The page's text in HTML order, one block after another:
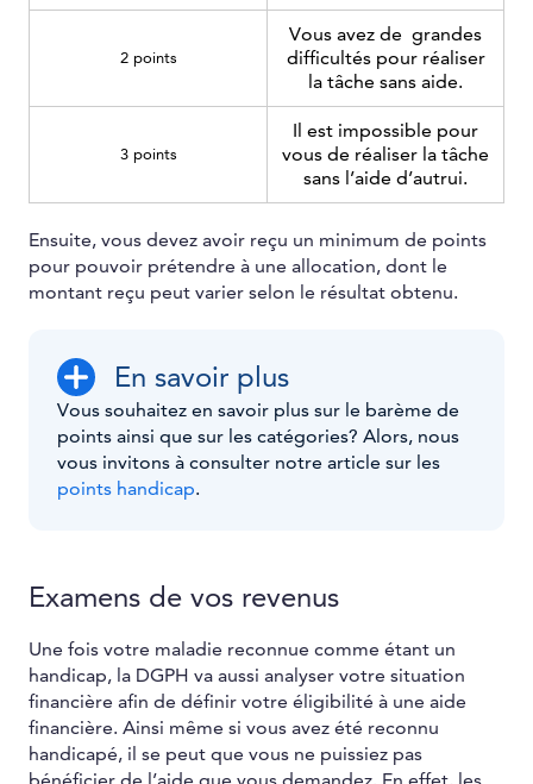
2 points
Vous avez de grandes
difficultés pour réaliser
la tâche sans aide.
3 points
Il est impossible pour
vous de réaliser la tâche
sans l’aide d’autrui.
Ensuite, vous devez avoir reçu un minimum de points
pour pouvoir prétendre à une allocation, dont le
montant reçu peut varier selon le résultat obtenu.
En savoir plus
Vous souhaitez en savoir plus sur le barème de
points ainsi que sur les catégories? Alors, nous
vous invitons à consulter notre article sur les
points handicap.
Examens de vos revenus
Une fois votre maladie reconnue comme étant un
handicap, la DGPH va aussi analyser votre situation
financière afin de définir votre éligibilité à une aide
financière. Ainsi même si vous avez été reconnu
handicapé, il se peut que vous ne puissiez pas